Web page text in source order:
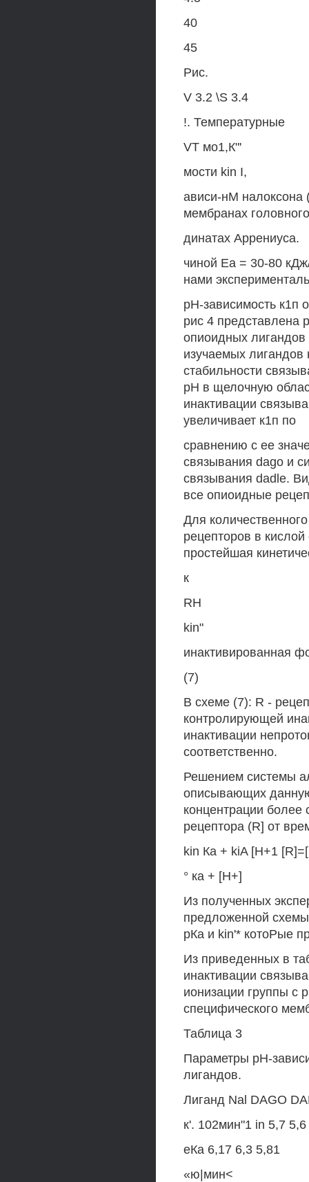
40
45
Рис.
V 3.2 \S 3.4
!. Температурные
VT мо1,К"'
мости kin I,
ависи-нМ
мембранах
динатах Аррениуса.
чиной Еа = 30-80
нами
рН-зависимость к1п
рис 4 представлена
опиоидных лигандов
изучаемых
стабильности
рН в щелочную
инактивации
увеличивает к1п по
сравнению с ее
связывания dago и
связывания dadle.
все опиоидные
Для
рецепторов в
простейшая
к
RH
kin"
инактивированная
(7)
В схеме (7): R -
контролирующей
инактивации
соответственно.
Решением системы
описывающих
концентрации
рецептора (R] от
kin Ка + kiA [H+1
° ка + [Н+]
Из полученных
предложенной
рКа и kin'* котоРые
Из приведенных в
инактивации
ионизации группы с
специфического
Таблица 3
Параметры pH-
лигандов.
Лиганд Nal DAGO
к'. 102мин"1 in 5,7
еКа 6,17 6,3 5,81
«ю|мин<